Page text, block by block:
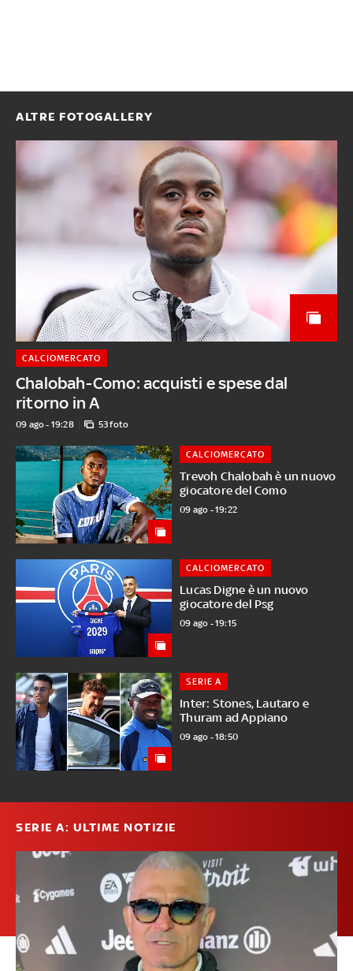
ALTRE FOTOGALLERY
Chalobah-Como: acquisti e spese dal
ritorno in A
CALCIOMERCATO
09 ago - 19:28 53 foto
Trevoh Chalobah è un nuovo
giocatore del Como
CALCIOMERCATO
09 ago - 19:22
Lucas Digne è un nuovo
giocatore del Psg
CALCIOMERCATO
09 ago - 19:15
Inter: Stones, Lautaro e
Thuram ad Appiano
SERIE A
09 ago - 18:50
SERIE A: ULTIME NOTIZIE